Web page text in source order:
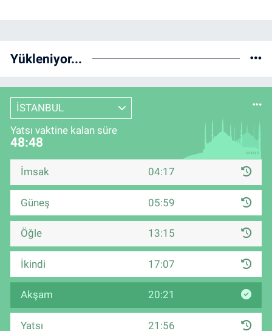
Yükleniyor...
İSTANBUL
Yatsı vaktine kalan süre
48:47
İmsak 04:17
Güneş 05:59
Öğle 13:15
İkindi 17:07
Akşam 20:21
Yatsı 21:56